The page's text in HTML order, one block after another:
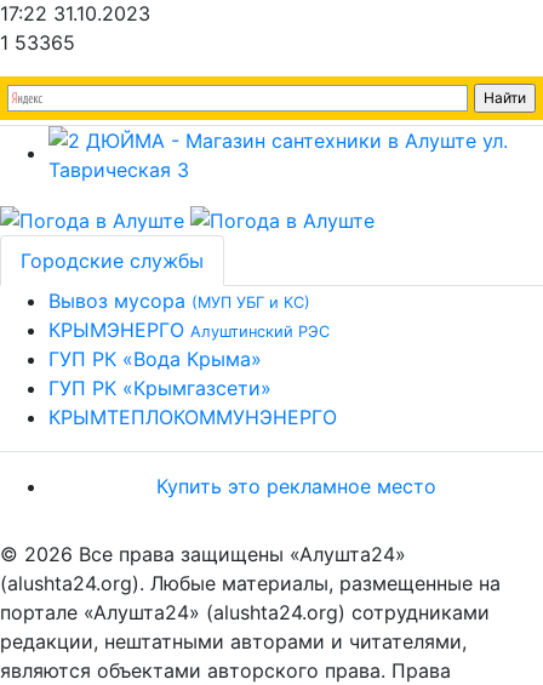
17:22 31.10.2023
1 53365
Городские службы
Вывоз мусора (МУП УБГ и КС)
КРЫМЭНЕРГО Алуштинский РЭС
ГУП РК «Вода Крыма»
ГУП РК «Крымгазсети»
КРЫМТЕПЛОКОММУНЭНЕРГО
Купить это рекламное место
© 2026 Все права защищены «Алушта24»
(alushta24.org). Любые материалы, размещенные на
портале «Алушта24» (alushta24.org) сотрудниками
редакции, нештатными авторами и читателями,
являются объектами авторского права. Права